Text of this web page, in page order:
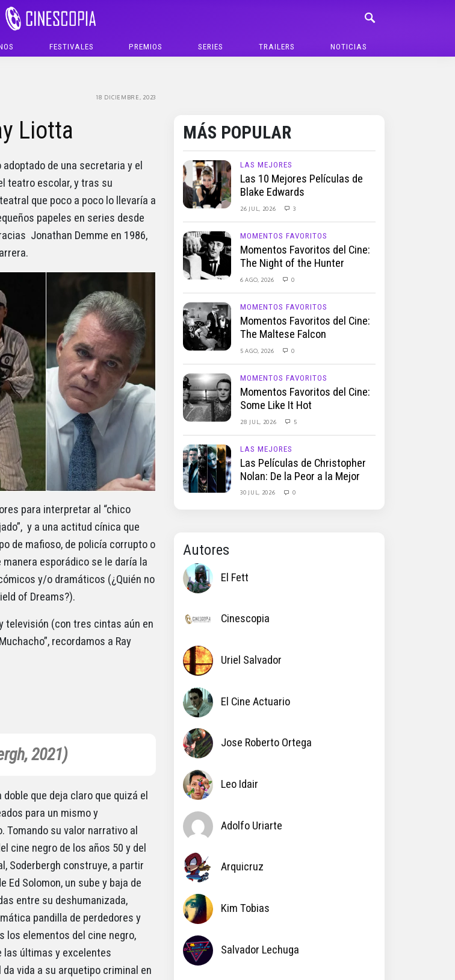
FESTIVALES PREMIOS SERIES TRAILERS NOTICIAS
18 DICIEMBRE, 2023
Liotta
de una secretaria y el
teatro escolar, y tras su
que poco a poco lo llevaría a
papeles en series desde
Jonathan Demme en 1986,
para interpretar al “chico
y a una actitud cínica que
de mafioso, de policía corrupto o
esporádico se le daría la
y/o dramáticos (¿Quién no
of Dreams?).
televisión (con tres cintas aún en
recordamos a Ray
2021)
que deja claro que quizá el
para un mismo y
Tomando su valor narrativo al
cine negro de los años 50 y del
Soderbergh construye, a partir
Ed Solomon, un sube y baja de
entre su deshumanizada,
pandilla de perdedores y
los elementos del cine negro,
las últimas y excelentes
vida a su arquetipo criminal en
MÁS POPULAR
LAS MEJORES
Las 10 Mejores Películas de
Blake Edwards
26 JUL, 2026 3
MOMENTOS FAVORITOS
Momentos Favoritos del Cine:
The Night of the Hunter
6 AGO, 2026 0
MOMENTOS FAVORITOS
Momentos Favoritos del Cine:
The Maltese Falcon
5 AGO, 2026 0
MOMENTOS FAVORITOS
Momentos Favoritos del Cine:
Some Like It Hot
28 JUL, 2026 5
LAS MEJORES
Las Películas de Christopher
Nolan: De la Peor a la Mejor
30 JUL, 2026 0
Autores
El Fett
Cinescopia
Uriel Salvador
El Cine Actuario
Jose Roberto Ortega
Leo Idair
Adolfo Uriarte
Arquicruz
Kim Tobias
Salvador Lechuga